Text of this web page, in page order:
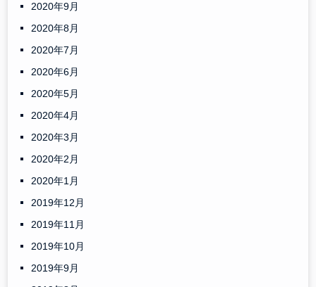
2020年9月
2020年8月
2020年7月
2020年6月
2020年5月
2020年4月
2020年3月
2020年2月
2020年1月
2019年12月
2019年11月
2019年10月
2019年9月